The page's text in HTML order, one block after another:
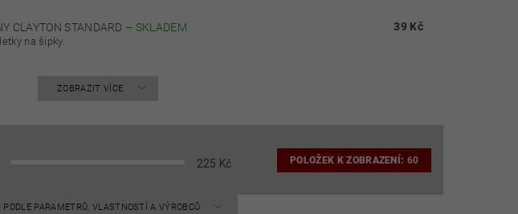
CLAYTON STANDARD – SKLADEM
na šipky.
39 Kč
ZOBRAZIT VÍCE
225 Kč POLOŽEK K ZOBRAZENÍ: 60
PODLE PARAMETRŮ, VLASTNOSTÍ A VÝROBCŮ